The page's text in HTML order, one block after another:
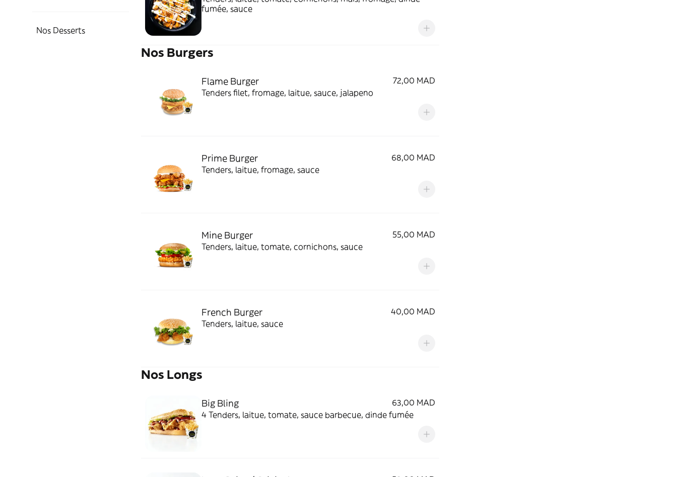
Nos Desserts
fumée, sauce
Nos Burgers
Flame Burger
72,00 MAD
Tenders filet, fromage, laitue, sauce, jalapeno
Prime Burger
68,00 MAD
Tenders, laitue, fromage, sauce
Mine Burger
55,00 MAD
Tenders, laitue, tomate, cornichons, sauce
French Burger
40,00 MAD
Tenders, laitue, sauce
Nos Longs
Big Bling
63,00 MAD
4 Tenders, laitue, tomate, sauce barbecue, dinde fumée